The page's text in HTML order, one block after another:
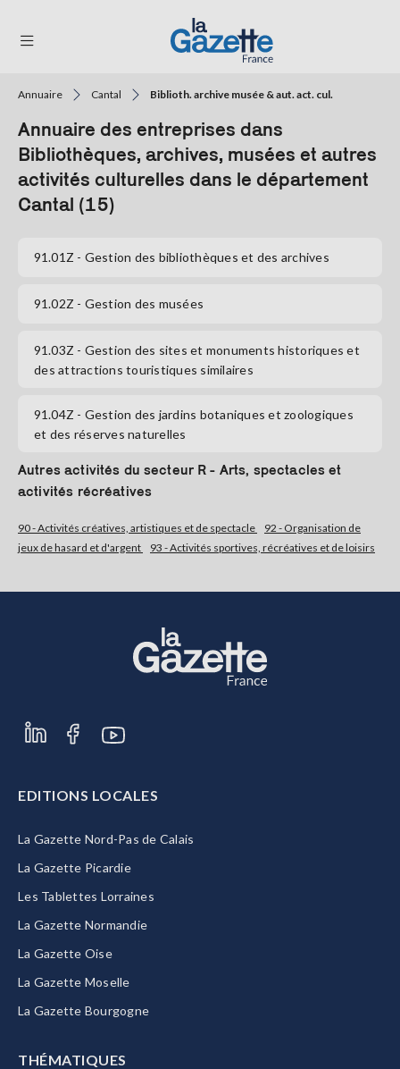
RÉGIONS
FORMATS
SERVICES
GAZETTE
Se
S'abonner
Annuaire Cantal Biblioth. archive musée & aut. act. cul.
Annuaire des entreprises dans
Bibliothèques, archives, musées et autres
activités culturelles dans le département
Cantal (15)
91.01Z - Gestion des bibliothèques et des archives
91.02Z - Gestion des musées
91.03Z - Gestion des sites et monuments historiques et
des attractions touristiques similaires
91.04Z - Gestion des jardins botaniques et zoologiques
et des réserves naturelles
Autres activités du secteur R - Arts, spectacles et
activités récréatives
90 - Activités créatives, artistiques et de spectacle
92 - Organisation de
jeux de hasard et d'argent
93 - Activités sportives, récréatives et de loisirs
EDITIONS LOCALES
La Gazette Nord-Pas de Calais
La Gazette Picardie
Les Tablettes Lorraines
La Gazette Normandie
La Gazette Oise
La Gazette Moselle
La Gazette Bourgogne
THÉMATIQUES